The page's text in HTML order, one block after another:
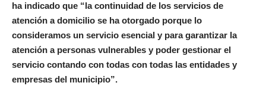
ha indicado que “la continuidad de los servicios de
atención a domicilio se ha otorgado porque lo
consideramos un servicio esencial y para garantizar la
atención a personas vulnerables y poder gestionar el
servicio contando con todas con todas las entidades y
empresas del municipio”.